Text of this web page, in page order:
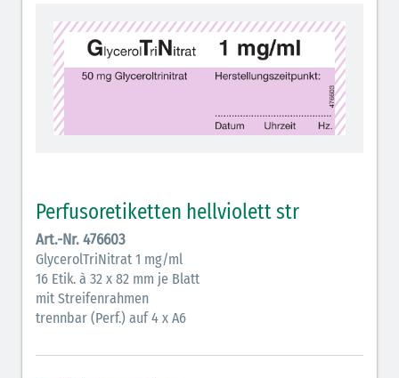
Antihypertonika/Vasodilatantien (hellviolett
schraffiert)
Antiemetika (salmon)
Verschiedene Medikamente (weiß)
Bronchodilatatoren (blau-braun)
Antikonvulsiva (grau-lila)
Perfusoretiketten hellviolett str
Art.-Nr. 476603
GlycerolTriNitrat 1 mg/ml
16 Etik. à 32 x 82 mm je Blatt
mit Streifenrahmen
trennbar (Perf.) auf 4 x A6